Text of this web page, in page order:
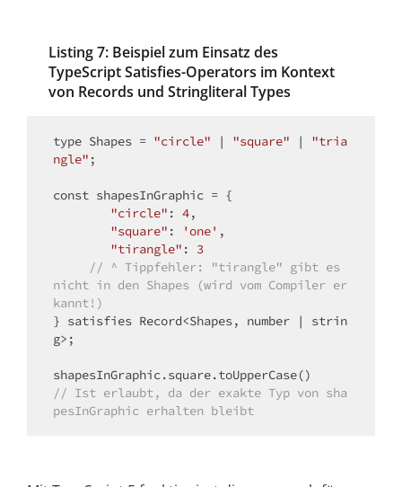
Listing 7: Beispiel zum Einsatz des
TypeScript Satisfies-Operators im Kontext
von Records und Stringliteral Types
type Shapes = "circle" | "square" | "tria
ngle" ;
const shapesInGraphic = {
"circle" : 4,
"square" : 'one' ,
"tirangle" : 3
// ^ Tippfehler: "tirangle" gibt es
nicht in den Shapes (wird vom Compiler er
kannt!)
} satisfies Record<Shapes, number | strin
g>;
// Ist erlaubt, da der exakte Typ von sha
pesInGraphic erhalten bleibt